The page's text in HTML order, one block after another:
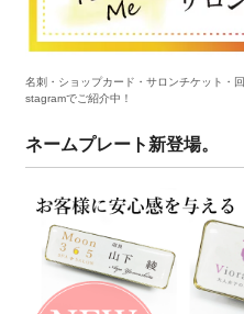
名刺・ショップカード・サロンチケット・
stagramでご紹介中！
ネームプレート新登場。